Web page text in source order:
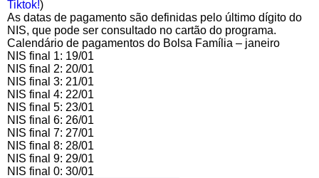
Tiktok!)
As datas de pagamento são definidas pelo último dígito do
NIS, que pode ser consultado no cartão do programa.
Calendário de pagamentos do Bolsa Família – janeiro
NIS final 1: 19/01
NIS final 2: 20/01
NIS final 3: 21/01
NIS final 4: 22/01
NIS final 5: 23/01
NIS final 6: 26/01
NIS final 7: 27/01
NIS final 8: 28/01
NIS final 9: 29/01
NIS final 0: 30/01